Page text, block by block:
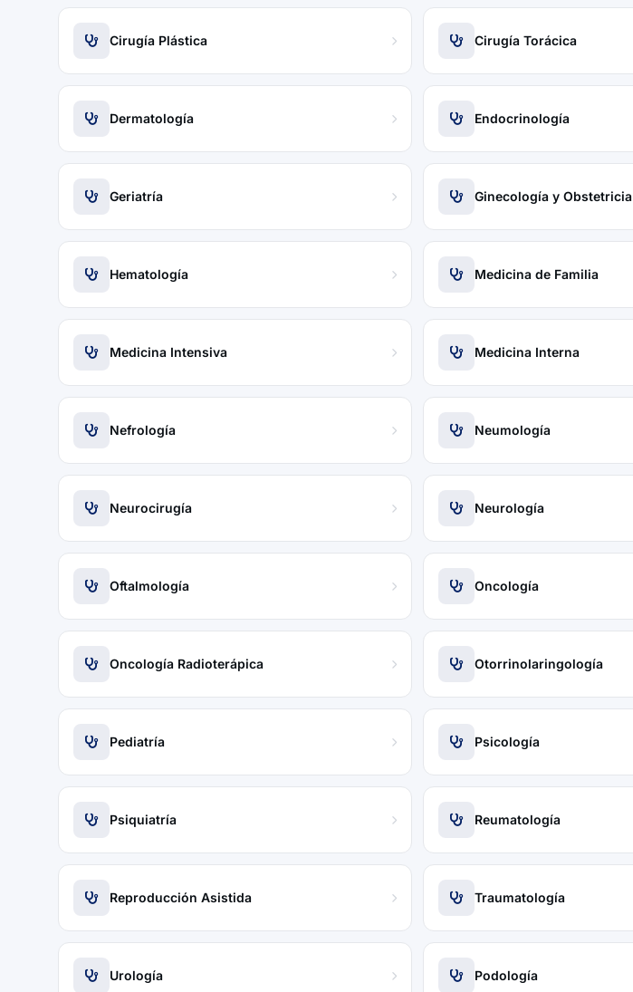
Cirugía Plástica Cirugía Torácica
Dermatología Endocrinología
Geriatría Ginecología y Obstetricia
Hematología Medicina de Familia
Medicina Intensiva Medicina Interna
Nefrología Neumología
Neurocirugía Neurología
Oftalmología Oncología
Oncología Radioterápica Otorrinolaringología
Pediatría Psicología
Psiquiatría Reumatología
Reproducción Asistida Traumatología
Urología Podología